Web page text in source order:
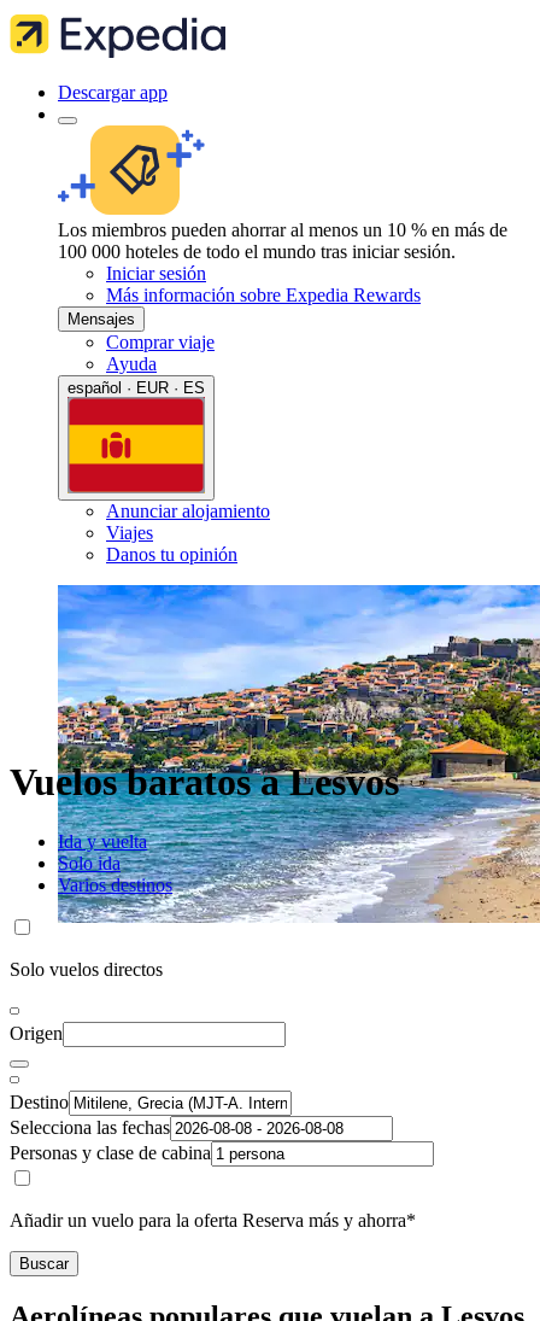
Descargar app
Los miembros pueden ahorrar al menos un 10 % en más de
100 000 hoteles de todo el mundo tras iniciar sesión.
Iniciar sesión
Más información sobre Expedia Rewards
Mensajes
Comprar viaje
Ayuda
español · EUR · ES
Anunciar alojamiento
Viajes
Danos tu opinión
Vuelos baratos a Lesvos
Ida y vuelta
Solo ida
Varios destinos
Solo vuelos directos
Origen
Destino
Selecciona las fechas
Personas y clase de cabina
Añadir un vuelo para la oferta Reserva más y ahorra*
Buscar